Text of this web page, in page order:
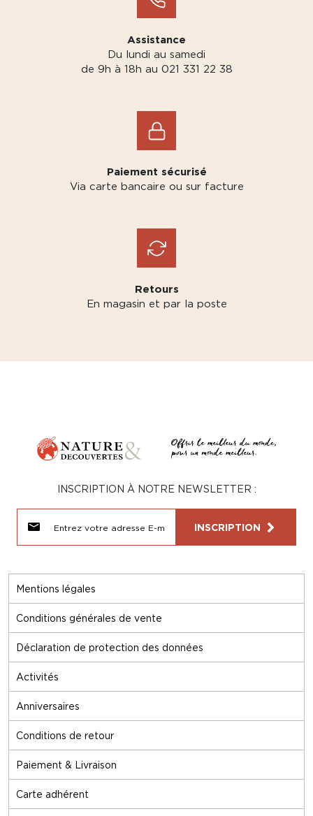
Assistance
Du lundi au samedi
de 9h à 18h au 021 331 22 38
Paiement sécurisé
Via carte bancaire ou sur facture
Retours
En magasin et par la poste
Mentions légales
Conditions générales de vente
Déclaration de protection des données
Activités
Anniversaires
Conditions de retour
Paiement & Livraison
Carte adhérent
INSCRIPTION À NOTRE NEWSLETTER :
INSCRIPTION